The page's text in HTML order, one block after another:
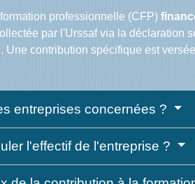
professionnelle (CFP)
par l'Urssaf via la déclaration
Une contribution spécifique est
entreprises concernées ?
l'effectif de l'entreprise ?